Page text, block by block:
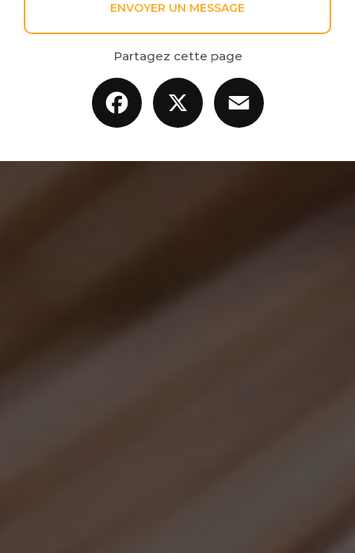
ENVOYER UN MESSAGE
Partagez cette page
Facebook